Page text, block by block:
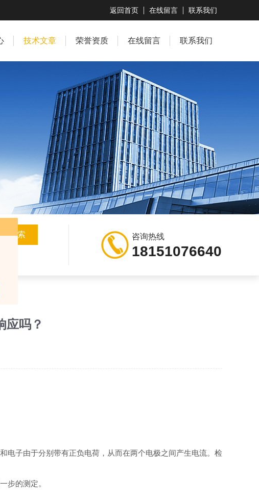
返回首页 在线留言 联系我们
技术文章 荣誉资质 在线留言 联系我们
咨询热线
18151076640
应吗？
电子由于分别带有正负电荷，从而在两个电极之间产生电流。检
步的测定。